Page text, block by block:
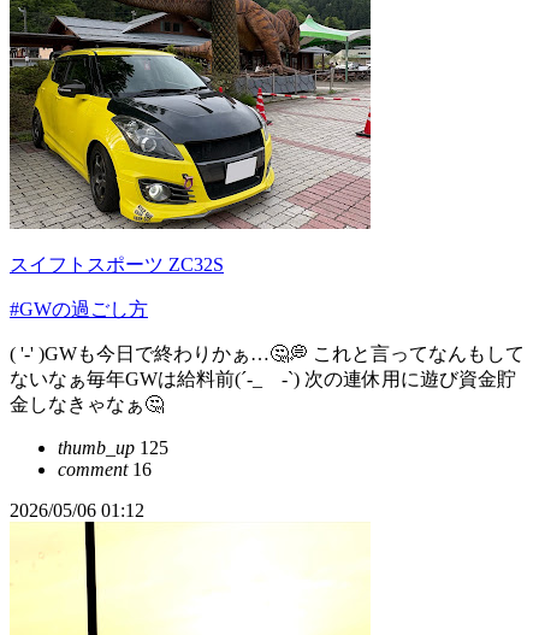
スイフトスポーツ ZC32S
#GWの過ごし方
( '-' )GWも今日で終わりかぁ…🤔💭 これと言ってなんもして
ないなぁ毎年GWは給料前(´-_ゝ-`) 次の連休用に遊び資金貯
金しなきゃなぁ🤔
thumb_up 125
comment16
2026/05/06 01:12